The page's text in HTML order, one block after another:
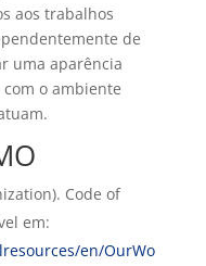
aos trabalhos
de
uma aparência
o ambiente
Code of
em:
en/OurWo